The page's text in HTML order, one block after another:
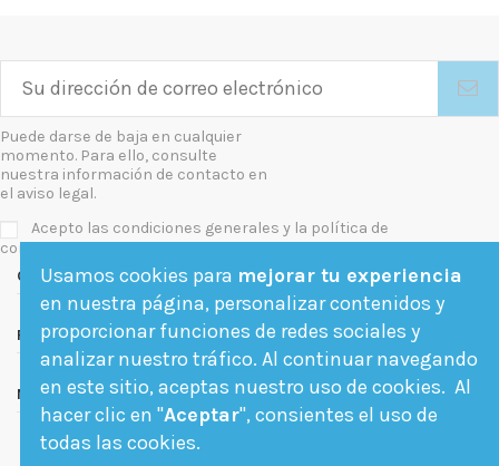
Puede darse de baja en cualquier
momento. Para ello, consulte
nuestra información de contacto en
el aviso legal.
Acepto las condiciones generales y la política de
confidencialidad
Contact us
Follow us
Newsletter
Usamos cookies para mejorar tu experiencia
en nuestra página, personalizar contenidos y
proporcionar funciones de redes sociales y
analizar nuestro tráfico. Al continuar navegando
en este sitio, aceptas nuestro uso de cookies. Al
hacer clic en "Aceptar", consientes el uso de
todas las cookies.